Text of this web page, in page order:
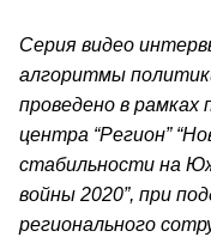
Серия видео
алгоритмы
проведено в рамках
центра “Регион”
стабильности на
войны 2020”, при
регионального